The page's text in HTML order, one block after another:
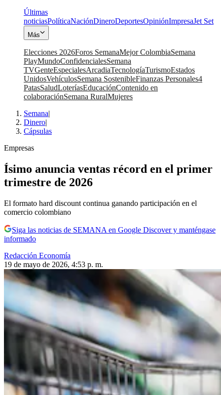
Últimas
noticiasPolíticaNaciónDineroDeportesOpiniónImpresaJet Set
Más
Elecciones 2026Foros SemanaMejor ColombiaSemana
PlayMundoConfidencialesSemana
TVGenteEspecialesArcadiaTecnologíaTurismoEstados
UnidosVehículosSemana SostenibleFinanzas Personales4
PatasSaludLoteríasEducaciónContenido en
colaboraciónSemana RuralMujeres
Semana|
Dinero|
Cápsulas
Empresas
Ísimo anuncia ventas récord en el primer
trimestre de 2026
El formato hard discount continua ganando participación en el
comercio colombiano
Siga las noticias de SEMANA en Google Discover y manténgase
informado
Redacción Economía
19 de mayo de 2026, 4:53 p. m.